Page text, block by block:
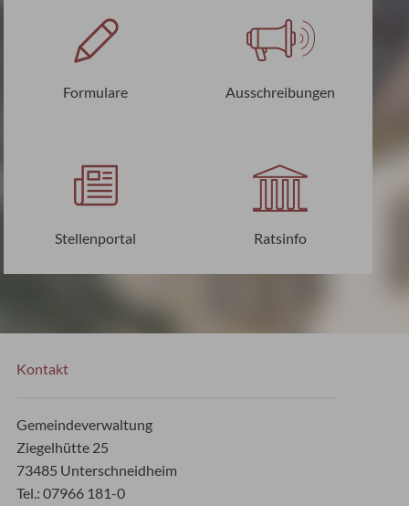
Formulare Ausschreibungen
Stellenportal Ratsinfo
Kontakt
Gemeindeverwaltung
Ziegelhütte 25
73485 Unterschneidheim
Tel.: 07966 181-0